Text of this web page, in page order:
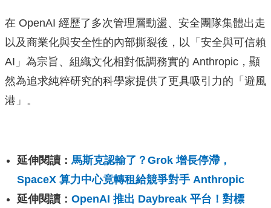
在 OpenAI 經歷了多次管理層動盪、安全團隊集體出走
以及商業化與安全性的內部撕裂後，以「安全與可信賴
AI」為宗旨、組織文化相對低調務實的 Anthropic，顯
然為追求純粹研究的科學家提供了更具吸引力的「避風
港」。
延伸閱讀： 馬斯克認輸了？Grok 增長停滯，
SpaceX 算力中心竟轉租給競爭對手 Anthropic
延伸閱讀： OpenAI 推出 Daybreak 平台！對標